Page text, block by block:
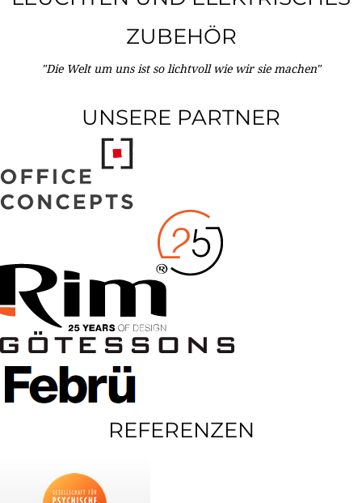
ZUBEHÖR
"Die Welt um uns ist so lichtvoll wie wir sie machen"
UNSERE PARTNER
REFERENZEN